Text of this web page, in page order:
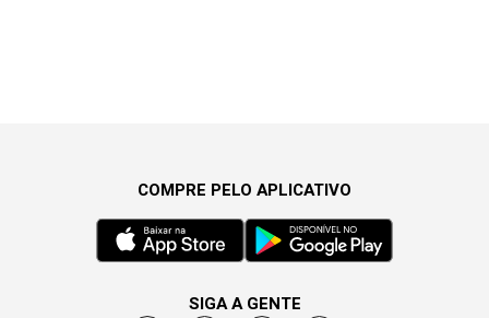
COMPRE PELO APLICATIVO
SIGA A GENTE